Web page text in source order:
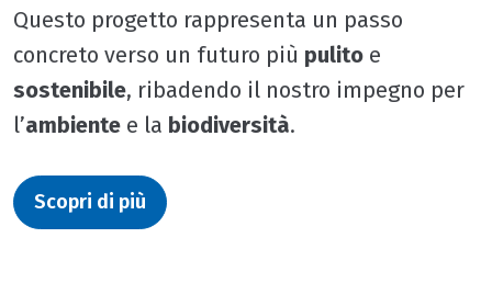
Questo progetto rappresenta un passo
concreto verso un futuro più pulito e
sostenibile, ribadendo il nostro impegno per
l’ambiente e la biodiversità.
Scopri di più